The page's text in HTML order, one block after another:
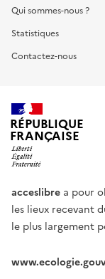
Qui sommes-nous ?
Statistiques
Contactez-nous
RÉPUBLIQUE
FRANÇAISE
acceslibre a pour
les lieux recevant
le plus largement